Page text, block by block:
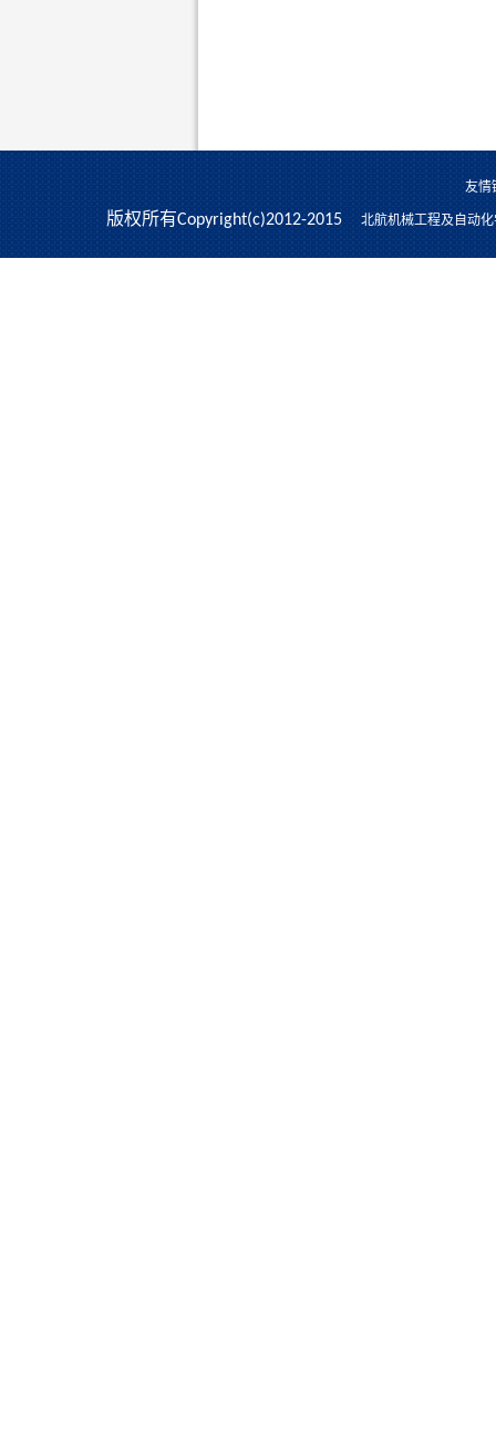
友情
版权所有Copyright(c)2012-2015 北航机械工程及自动